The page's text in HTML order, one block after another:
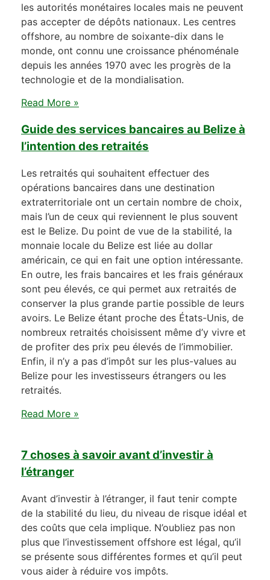
les autorités monétaires locales mais ne peuvent
pas accepter de dépôts nationaux. Les centres
offshore, au nombre de soixante-dix dans le
monde, ont connu une croissance phénoménale
depuis les années 1970 avec les progrès de la
technologie et de la mondialisation.
Read More »
Guide des services bancaires au Belize à
l’intention des retraités
Les retraités qui souhaitent effectuer des
opérations bancaires dans une destination
extraterritoriale ont un certain nombre de choix,
mais l’un de ceux qui reviennent le plus souvent
est le Belize. Du point de vue de la stabilité, la
monnaie locale du Belize est liée au dollar
américain, ce qui en fait une option intéressante.
En outre, les frais bancaires et les frais généraux
sont peu élevés, ce qui permet aux retraités de
conserver la plus grande partie possible de leurs
avoirs. Le Belize étant proche des États-Unis, de
nombreux retraités choisissent même d’y vivre et
de profiter des prix peu élevés de l’immobilier.
Enfin, il n’y a pas d’impôt sur les plus-values au
Belize pour les investisseurs étrangers ou les
retraités.
Read More »
7 choses à savoir avant d’investir à
l’étranger
Avant d’investir à l’étranger, il faut tenir compte
de la stabilité du lieu, du niveau de risque idéal et
des coûts que cela implique. N’oubliez pas non
plus que l’investissement offshore est légal, qu’il
se présente sous différentes formes et qu’il peut
vous aider à réduire vos impôts.